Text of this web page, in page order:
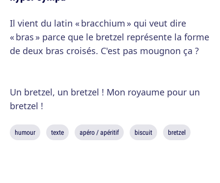
Il vient du latin « bracchium » qui veut dire
« bras » parce que le bretzel représente la forme
de deux bras croisés. C'est pas mougnon ça ?
Un bretzel, un bretzel ! Mon royaume pour un
bretzel !
humour texte apéro / apéritif biscuit bretzel